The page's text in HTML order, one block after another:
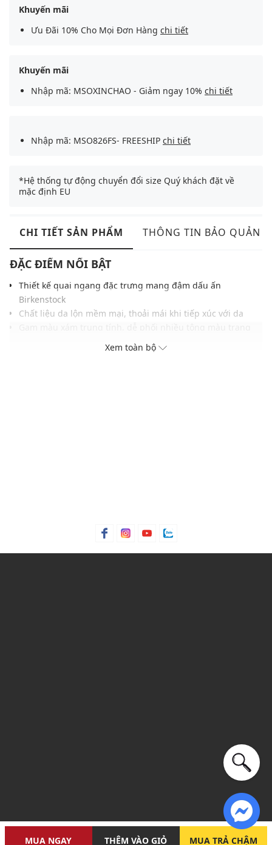
Khuyến mãi
Ưu Đãi 10% Cho Mọi Đơn Hàng chi tiết
Khuyến mãi
Nhập mã: MSOXINCHAO - Giảm ngay 10% chi tiết
Nhập mã: MSO826FS- FREESHIP chi tiết
*Hệ thống tự động chuyển đổi size Quý khách đặt về
mặc định EU
MUA NGAY THÊM VÀO GIỎ MUA TRẢ CHẬM
CHI TIẾT SẢN PHẨM THÔNG TIN BẢO QUẢN
ĐẶC ĐIỂM NỔI BẬT
Thiết kế quai ngang đặc trưng mang đậm dấu ấn
Birkenstock
Chất liệu da lộn mềm mại, thoải mái khi tiếp xúc với da
Khóa kim loại ánh bạc bền chắc có thể điều chỉnh linh hoạt
Thích hợp dùng trong các dịp: Đi biển, đi chơi, hoạt động
Xem toàn bộ